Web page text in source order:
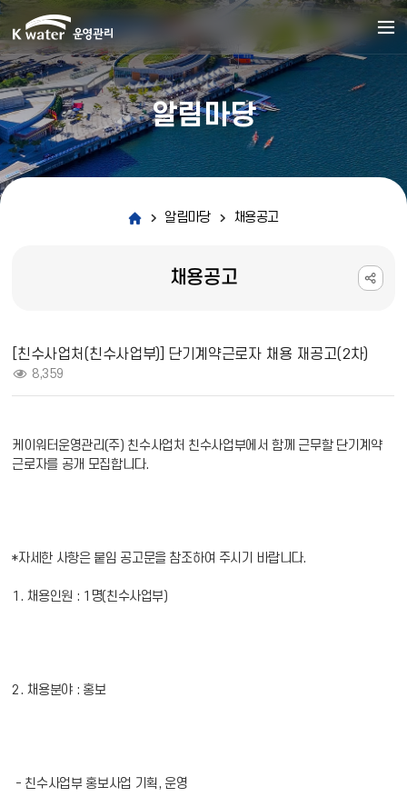
알림마당
알림마당 채용공고
채용공고
[친수사업처(친수사업부)] 단기계약근로자 채용 재공고(2차)
8,359
케이워터운영관리(주) 친수사업처 친수사업부에서 함께 근무할 단기계약
근로자를 공개 모집합니다.
*자세한 사항은 붙임 공고문을 참조하여 주시기 바랍니다.
1. 채용인원 : 1명(친수사업부)
2. 채용분야 : 홍보
- 친수사업부 홍보사업 기획, 운영